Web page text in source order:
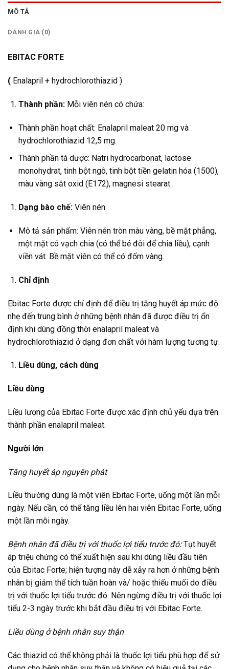
MÔ TẢ
ĐÁNH GIÁ (0)
EBITAC FORTE
( Enalapril + hydrochlorothiazid )
Thành phần:Mỗi viên nén có chứa:
Thành phần hoạt chất: Enalapril maleat 20 mg và
hydrochlorothiazid 12,5 mg.
Thành phần tá dược: Natri hydrocarbonat, lactose
monohydrat, tinh bột ngô, tinh bột tiền gelatin hóa (1500),
màu vàng sắt oxid (E172), magnesi stearat.
Dạng bào chế:Viên nén
Mô tả sản phẩm: Viên nén tròn màu vàng, bề mặt phẳng,
một mặt có vạch chia (có thể bẻ đôi để chia liều), cạnh
viền vát. Bề mặt viên có thể có đốm vàng.
Chỉ định
Ebitac Forte được chỉ định để điều trị tăng huyết áp mức độ
nhẹ đến trung bình ở những bệnh nhân đã được điều trị ổn
định khi dùng đồng thời enalapril maleat và
hydrochlorothiazid ở dạng đơn chất với hàm lượng tương tự.
Liều dùng, cách dùng
Liều dùng
Liều lượng của Ebitac Forte được xác định chủ yếu dựa trên
thành phần enalapril maleat.
Người lớn
Tăng huyết áp nguyên phát
Liều thường dùng là một viên Ebitac Forte, uống một lần mỗi
ngày. Nếu cần, có thể tăng liều lên hai viên Ebitac Forte, uống
một lần mỗi ngày.
Bệnh nhân đã điều trị với thuốc lợi tiểu trước đó:Tụt huyết
áp triệu chứng có thể xuất hiện sau khi dùng liều đầu tiên
của Ebitac Forte; hiện tượng này dễ xảy ra hơn ở những bệnh
nhân bị giảm thể tích tuần hoàn và/ hoặc thiếu muối do điều
trị với thuốc lợi tiểu trước đó. Nên ngừng điều trị với thuốc lợi
tiểu 2-3 ngày trước khi bắt đầu điều trị với Ebitac Forte.
Liều dùng ở bệnh nhân suy thận
Các thiazid có thể không phải là thuốc lợi tiểu phù hợp để sử